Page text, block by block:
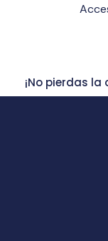
¡No pierdas